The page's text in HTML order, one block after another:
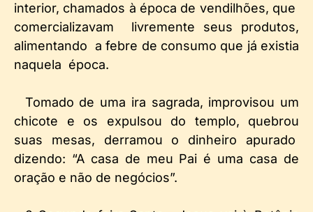
interior, chamados à época de vendilhões, que
comercializavam livremente seus produtos,
alimentando a febre de consumo que já existia
naquela época.
Tomado de uma ira sagrada, improvisou um
chicote e os expulsou do templo, quebrou
suas mesas, derramou o dinheiro apurado
dizendo: “A casa de meu Pai é uma casa de
oração e não de negócios”.